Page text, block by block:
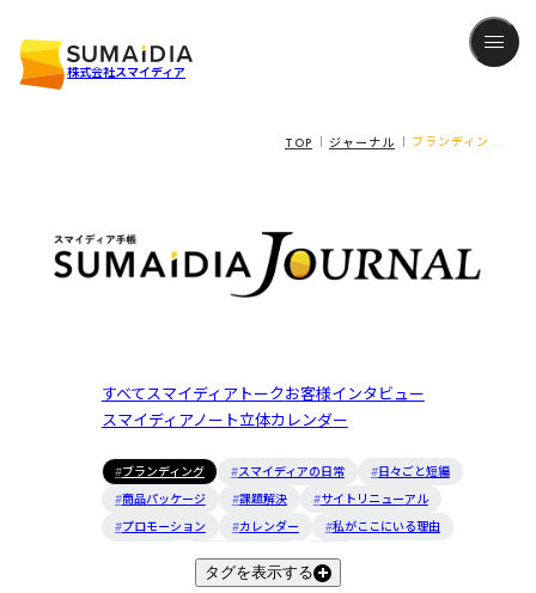
株式会社スマイディア
TOP ジャーナル ブランディン...
すべてスマイディアトークお客様インタビュー
スマイディアノート立体カレンダー
ブランディング スマイディアの日常
日々ごと短編
商品パッケージ
課題解決
サイトリニューアル
プロモーション
カレンダー
私がここにいる理由
スマイとお客様
小説
スマイディアノート編集部
滋賀
タグを表示する